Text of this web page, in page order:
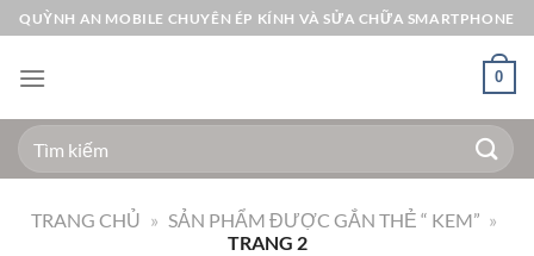
Bỏ
qua
nội
QUỲNH AN MOBILE CHUYÊN ÉP KÍNH VÀ SỬA CHỮA SMARTPHONE
0
Tìm
kiếm:
TRANG CHỦ » SẢN PHẨM ĐƯỢC GẮN THẺ “ KEM” »
TRANG 2